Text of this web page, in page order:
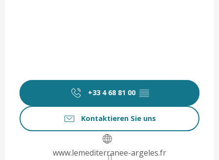
+33 4 68 81 00 ▒▒
Kontaktieren Sie uns
www.lemediterranee-argeles.fr